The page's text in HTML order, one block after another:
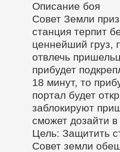
Описание боя
Совет Земли
станция терпит
ценнейший груз,
отвлечь
прибудет
18 минут, то
портал будет
заблокируют
сможет дозайти
Цель: Защитить
Совет земли